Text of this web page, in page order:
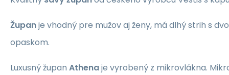
Županje vhodný pre mužov aj ženy, má dlhý strih s
opaskom.
Luxusný župan Athenaje vyrobený z mikrovlákna.